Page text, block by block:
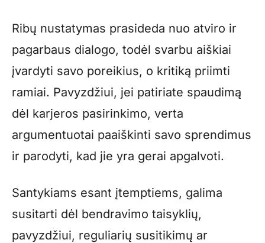
Ribų nustatymas prasideda nuo atviro ir
pagarbaus dialogo, todėl svarbu aiškiai
įvardyti savo poreikius, o kritiką priimti
ramiai. Pavyzdžiui, jei patiriate spaudimą
dėl karjeros pasirinkimo, verta
argumentuotai paaiškinti savo sprendimus
ir parodyti, kad jie yra gerai apgalvoti.
Santykiams esant įtemptiems, galima
susitarti dėl bendravimo taisyklių,
pavyzdžiui, reguliarių susitikimų ar